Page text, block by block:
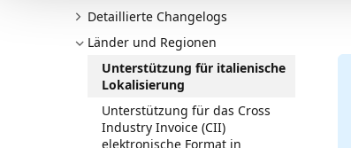
Detaillierte Changelogs
Länder und Regionen
Unterstützung für italienische
Lokalisierung
Unterstützung für das Cross
Industry Invoice (CII)
elektronische Format in